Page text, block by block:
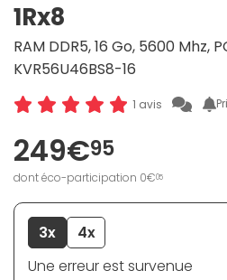
1Rx8
RAM DDR5, 16 Go, 5600 Mhz,
KVR56U46BS8-16
1 avis
249€95
dont éco-participation 0€05
3x
4x
Une erreur est survenue